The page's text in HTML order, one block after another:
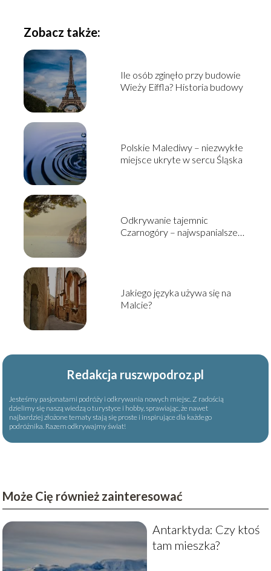
Zobacz także:
Ile osób zginęło przy budowie
Wieży Eiffla? Historia budowy
Polskie Malediwy – niezwykłe
miejsce ukryte w sercu Śląska
Odkrywanie tajemnic
Czarnogóry – najwspanialsze
Jakiego języka używa się na
Malcie?
Redakcja ruszwpodroz.pl
Jesteśmy pasjonatami podróży i odkrywania nowych miejsc. Z radością
dzielimy się naszą wiedzą o turystyce i hobby, sprawiając, że nawet
najbardziej złożone tematy stają się proste i inspirujące dla każdego
podróżnika. Razem odkrywajmy świat!
Może Cię również zainteresować
Antarktyda: Czy ktoś
tam mieszka?